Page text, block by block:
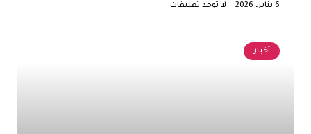
6 يناير، 2026 لا توجد تعليقات
أخبار